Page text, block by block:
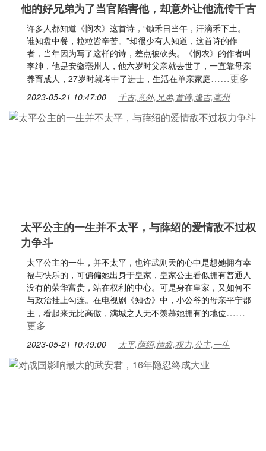
他的好兄弟为了当官陷害他，却意外让他流传千古
许多人都知道《悯农》这首诗，“锄禾日当午，汗滴禾下土。
谁知盘中餐，粒粒皆辛苦。”却很少有人知道，这首诗的作
者，当年因为写了这样的诗，差点被砍头。《悯农》的作者叫
李绅，他是安徽亳州人，他六岁时父亲就去世了，一直靠母亲
养育成人，27岁时就考中了进士，生活在单亲家庭……更多
2023-05-21 10:47:00 千古,意外,兄弟,首诗,逢吉,亳州
太平公主的一生并不太平，与薛绍的爱情敌不过权
力争斗
太平公主的一生，并不太平，也许武则天的心中是想她拥有幸
福与快乐的，可偏偏她出身于皇家，皇家公主看似拥有普通人
没有的荣华富贵，站在权利的中心。可是身在皇家，又如何不
与政治挂上勾连。在电视剧《知否》中，小公爷的母亲平宁郡
主，看起来无比高傲，满城之人无不羡慕她拥有的地位……
更多
2023-05-21 10:49:00 太平,薛绍,情敌,权力,公主,一生